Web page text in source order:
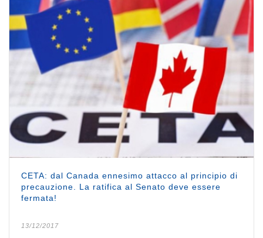
CETA: dal Canada ennesimo attacco al principio di
precauzione. La ratifica al Senato deve essere
fermata!
13/12/2017